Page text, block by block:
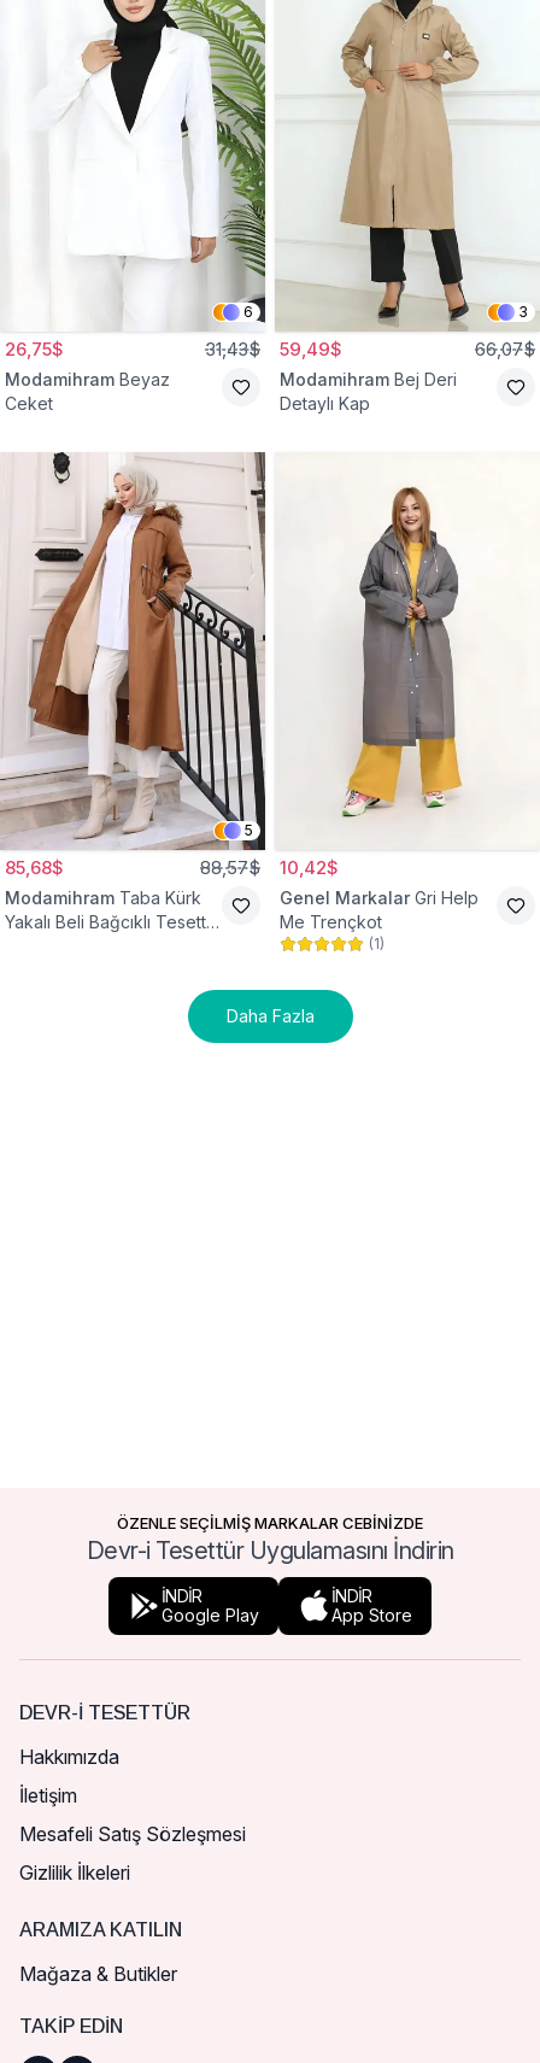
6
26,75$ 31,43$
Modamihram Beyaz
Ceket
3
59,49$ 66,07$
Modamihram Bej Deri
Detaylı Kap
5
85,68$ 88,57$
Modamihram Taba Kürk
Yakalı Beli Bağcıklı Tesettür
10,42$
Genel Markalar Gri Help
Me Trençkot
(1)
Daha Fazla
ÖZENLE SEÇİLMİŞ MARKALAR CEBİNİZDE
Devr-i Tesettür Uygulamasını İndirin
İNDİR
Google Play
İNDİR
App Store
DEVR-I TESETTÜR
Hakkımızda
İletişim
Mesafeli Satış Sözleşmesi
Gizlilik İlkeleri
ARAMIZA KATILIN
Mağaza & Butikler
TAKIP EDIN